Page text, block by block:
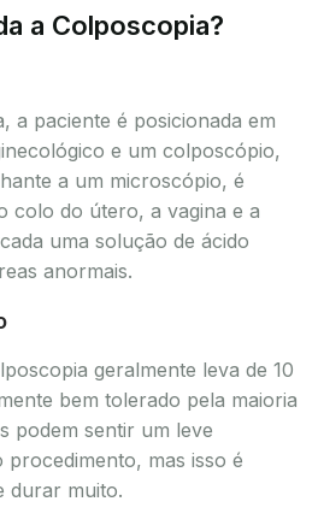
a Colposcopia?
a paciente é posicionada em
e um colposcópio,
a um microscópio, é
colo do útero, a vagina e a
uma solução de ácido
anormais.
geralmente leva de 10
bem tolerado pela maioria
podem sentir um leve
mas isso é
durar muito.